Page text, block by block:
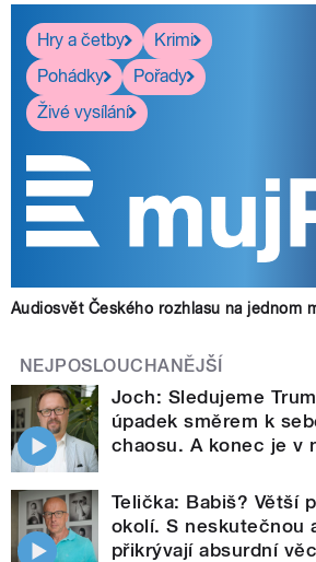
Hry a četby
Krimi
Pohádky
Pořady
Živé vysílání
Audiosvět Českého rozhlasu na jednom
NEJPOSLOUCHANĚJŠÍ
Joch: Sledujeme
úpadek směrem k
chaosu. A konec je v
Telička: Babiš? Větší
okolí. S neskutečnou
přikrývají absurdní